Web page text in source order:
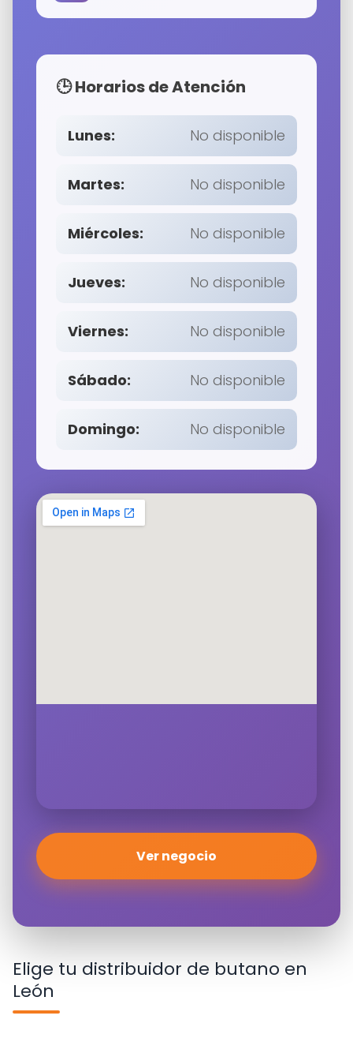
🕒 Horarios de Atención
Lunes: No disponible
Martes: No disponible
Miércoles: No disponible
Jueves: No disponible
Viernes: No disponible
Sábado: No disponible
Domingo: No disponible
Ver negocio
Elige tu distribuidor de butano en
León